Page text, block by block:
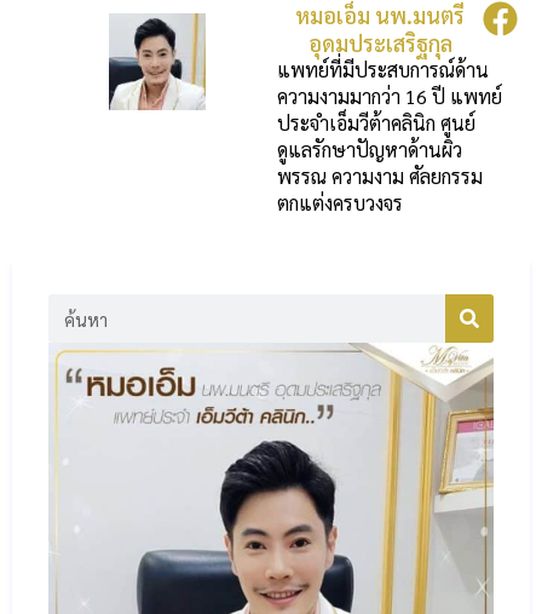
หมอเอ็ม นพ.มนตรี
อุดมประเสริฐกุล
แพทย์ที่มีประสบการณ์ด้าน
ความงามมากว่า 16 ปี แพทย์
ประจำเอ็มวีต้าคลินิก ศูนย์
ดูแลรักษาปัญหาด้านผิว
พรรณ ความงาม ศัลยกรรม
ตกแต่งครบวงจร